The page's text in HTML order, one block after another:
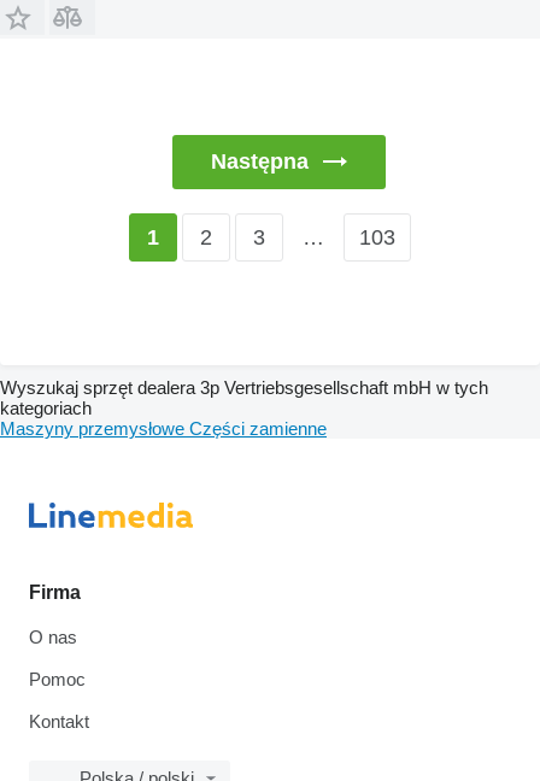
Następna
1 2 3 … 103
Wyszukaj sprzęt dealera 3p Vertriebsgesellschaft mbH w tych
kategoriach
Maszyny przemysłowe Części zamienne
Firma
O nas
Pomoc
Kontakt